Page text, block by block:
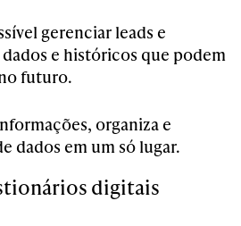
gerenciar leads e
e históricos que podem
futuro.
organiza e
dados em um só lugar.
digitais